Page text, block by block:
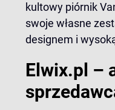
kultowy piórnik
swoje własne
designem i
Elwix.pl –